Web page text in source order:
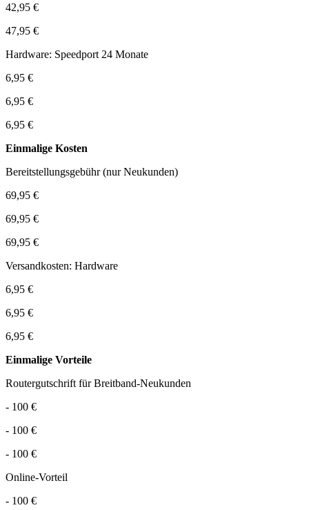
42,95 €
47,95 €
Hardware: Speedport 24 Monate
6,95 €
6,95 €
6,95 €
Einmalige Kosten
Bereitstellungsgebühr (nur Neukunden)
69,95 €
69,95 €
69,95 €
Versandkosten: Hardware
6,95 €
6,95 €
6,95 €
Einmalige Vorteile
Routergutschrift für Breitband-Neukunden
- 100 €
- 100 €
- 100 €
Online-Vorteil
- 100 €